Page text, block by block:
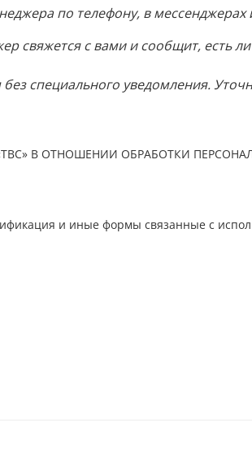
по телефону, в мессенджерах
свяжется с вами и сообщит, есть
специального уведомления.
В ОТНОШЕНИИ ОБРАБОТКИ
и иные формы связанные с